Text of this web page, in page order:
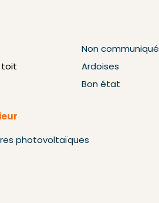
Non communiqué
toit
Ardoises
Bon état
photovoltaïques